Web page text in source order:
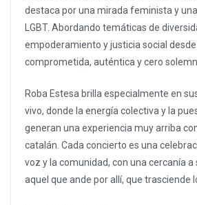
destaca por una mirada feminista y
LGBT. Abordando temáticas de
empoderamiento y justicia social
comprometida, auténtica y cero
Roba Estesa brilla especialmente en
vivo, donde la energía colectiva y la
generan una experiencia muy arriba
catalán. Cada concierto es una
voz y la comunidad, con una cercanía a
aquel que ande por allí, que trasciende